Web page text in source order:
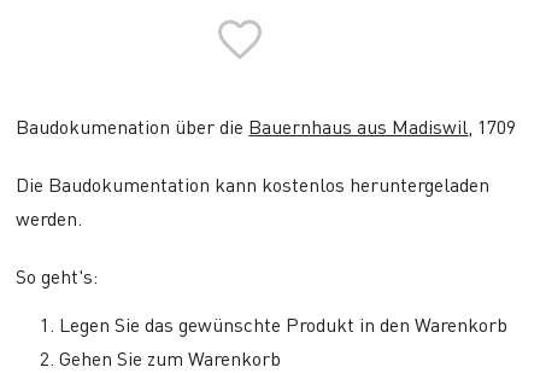
Baudokumenation über die Bauernhaus aus Madiswil , 1709
Die Baudokumentation kann kostenlos heruntergeladen
werden.
So geht's:
Legen Sie das gewünschte Produkt in den Warenkorb
Gehen Sie zum Warenkorb